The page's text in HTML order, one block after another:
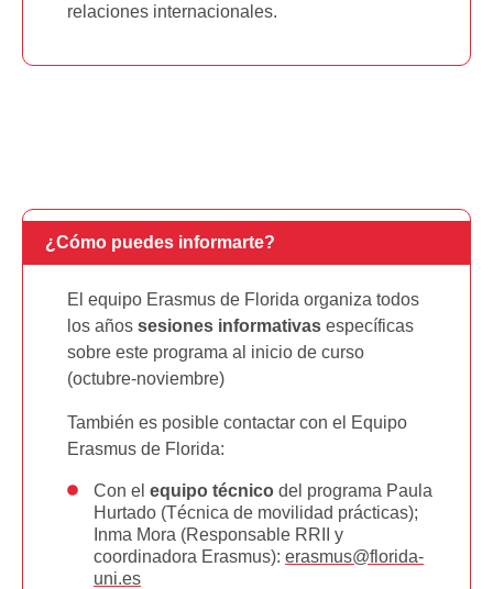
relaciones internacionales.
¿Cómo puedes informarte?
El equipo Erasmus de Florida organiza todos
los años sesiones informativas específicas
sobre este programa al inicio de curso
(octubre-noviembre)
También es posible contactar con el Equipo
Erasmus de Florida:
Con el equipo técnico del programa Paula
Hurtado (Técnica de movilidad prácticas);
Inma Mora (Responsable RRII y
coordinadora Erasmus): erasmus@florida-
uni.es